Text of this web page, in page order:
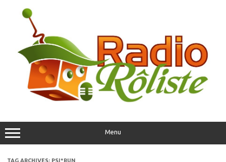
content
Menu
TAG ARCHIVES: PSI*RUN